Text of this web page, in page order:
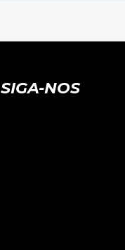
SIGA-NOS